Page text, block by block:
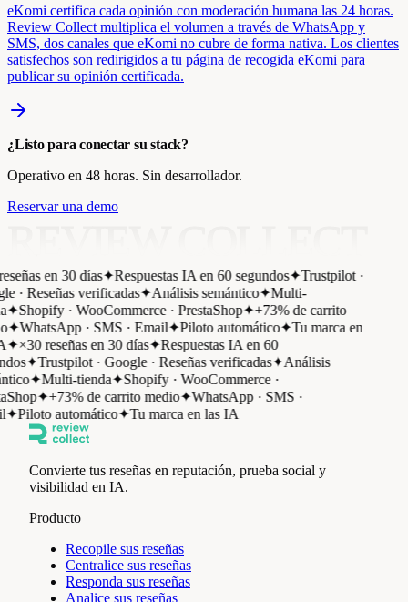
eKomi certifica cada opinión con moderación humana las 24 horas.
Review Collect multiplica el volumen a través de WhatsApp y
SMS, dos canales que eKomi no cubre de forma nativa. Los clientes
satisfechos son redirigidos a tu página de recogida eKomi para
publicar su opinión certificada.
¿Listo para conectar su stack?
Operativo en 48 horas. Sin desarrollador.
Reservar una demo
en 30 días✦Respuestas IA en 60 segundos✦Trustpilot ·
· Reseñas verificadas✦Análisis semántico✦Multi-
✦Shopify · WooCommerce · PrestaShop✦+73% de carrito
✦WhatsApp · SMS · Email✦Piloto automático✦Tu marca en
✦×30 reseñas en 30 días✦Respuestas IA en 60
✦Trustpilot · Google · Reseñas verificadas✦Análisis
✦Multi-tienda✦Shopify · WooCommerce ·
✦+73% de carrito medio✦WhatsApp · SMS ·
✦Piloto automático✦Tu marca en las IA
Convierte tus reseñas en reputación, prueba social y
visibilidad en IA.
Producto
Recopile sus reseñas
Centralice sus reseñas
Responda sus reseñas
Analice sus reseñas